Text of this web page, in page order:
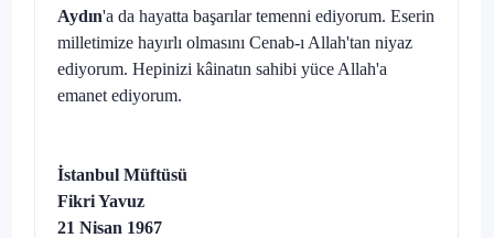
Aydın'a da hayatta başarılar temenni ediyorum. Eserin
milletimize hayırlı olmasını Cenab-ı Allah'tan niyaz
ediyorum. Hepinizi kâinatın sahibi yüce Allah'a
emanet ediyorum.
İstanbul Müftüsü
Fikri Yavuz
21 Nisan 1967